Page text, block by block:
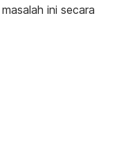
ini secara